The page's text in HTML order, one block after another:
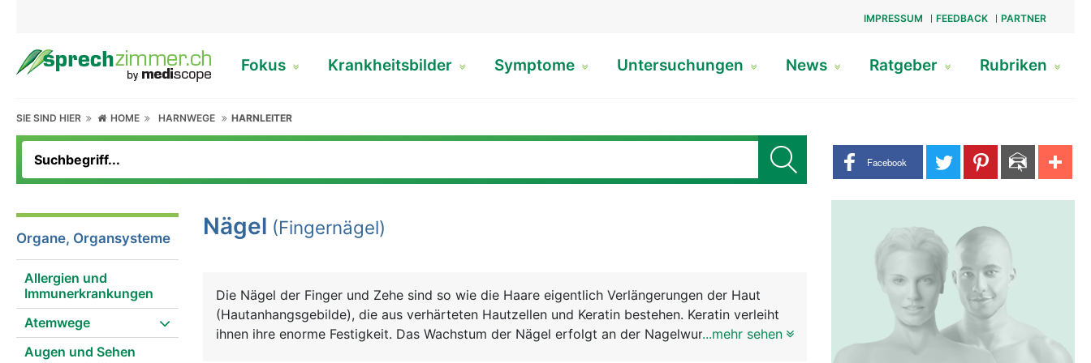
IMPRESSUM FEEDBACK PARTNER
Fokus Krankheitsbilder Symptome Untersuchungen News Ratgeber Rubriken
SIE SIND HIER HOME HARNWEGE HARNLEITER
Share buttons
Facebook
Organe, Organsysteme
Allergien und
Immunerkrankungen
Atemwege
Augen und Sehen
Nägel (Fingernägel)
Die Nägel der Finger und Zehe sind so wie die Haare eigentlich Verlängerungen der Haut
(Hautanhangsgebilde), die aus verhärteten Hautzellen und Keratin bestehen. Keratin verleiht
ihnen ihre enorme Festigkeit. Das Wachstum der Nägel erfolgt an der Nagelwurzel, die in der
...mehr sehen